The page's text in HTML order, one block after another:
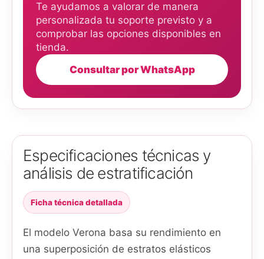
Te ayudamos a valorar de manera
personalizada tu soporte previsto y a
comprobar las opciones disponibles en
tienda.
Consultar por WhatsApp
Especificaciones técnicas y
análisis de estratificación
Ficha técnica detallada
El modelo Verona basa su rendimiento en
una superposición de estratos elásticos